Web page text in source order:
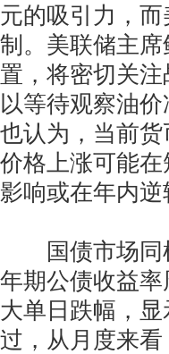
元的吸引力，
制。美联储主
置，将密切关
以等待观察油
也认为，当前
价格上涨可能
影响或在年内逆
国债市场同样
年期公债收益率
大单日跌幅，
过，从月度来